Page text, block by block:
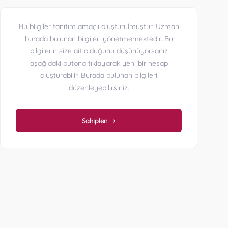
Bu bilgiler tanıtım amaçlı oluşturulmuştur. Uzman
burada bulunan bilgileri yönetmemektedir. Bu
bilgilerin size ait olduğunu düşünüyorsanız
aşağıdaki butona tıklayarak yeni bir hesap
oluşturabilir. Burada bulunan bilgileri
düzenleyebilirsiniz.
Sahiplen